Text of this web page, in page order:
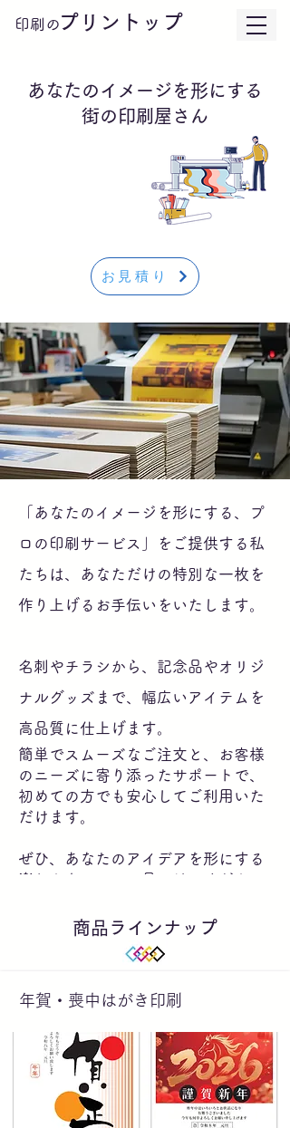
印刷のプリントップ
あなたのイメージを形にする
街の印刷屋さん
お見積り
「あなたのイメージを形にする、プ
ロの印刷サービス」をご提供する私
たちは、あなただけの特別な一枚を
作り上げるお手伝いをいたします。
名刺やチラシから、記念品やオリジ
ナルグッズまで、幅広いアイテムを
高品質に仕上げます。
簡単でスムーズなご注文と、お客様
のニーズに寄り添ったサポートで、
初めての方でも安心してご利用いた
だけます。
ぜひ、あなたのアイデアを形にする
楽しさを、ここで見つけてくださ
商品ラインナップ
年賀・喪中はがき印刷